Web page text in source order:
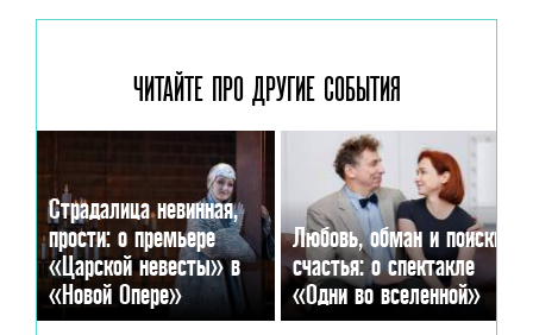
ЧИТАЙТЕ ПРО ДРУГИЕ СОБЫТИЯ
Страдалица невинная,
прости: о премьере
«Царской невесты» в
«Новой Опере»
Любовь, обман и поиски
счастья: о спектакле
«Одни во вселенной»